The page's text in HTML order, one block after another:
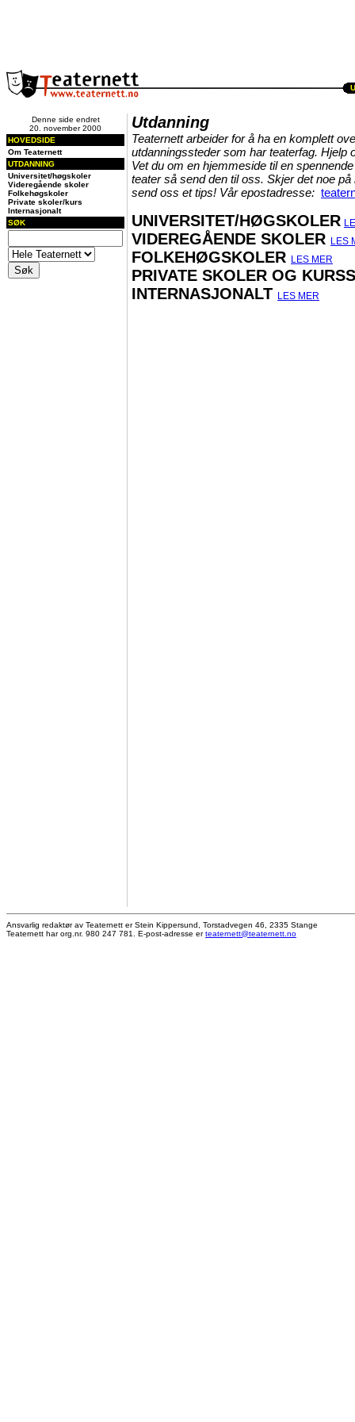
Denne side endret
20. november 2000
HOVEDSIDE
Om Teaternett
UTDANNING
Universitet/høgskoler
Videregående skoler
Folkehøgskoler
Private skoler/kurs
Internasjonalt
SØK
Utdanning
Teaternett arbeider for å ha en komplett
utdanningssteder som har teaterfag. Hjelp
Vet du om en hjemmeside til en
teater så send den til oss. Skjer det noe
send oss et tips! Vår epostadresse:
UNIVERSITET/HØGSKOLER
VIDEREGÅENDE SKOLER LES
FOLKEHØGSKOLER LES MER
PRIVATE SKOLER OG
INTERNASJONALT LES MER
Ansvarlig redaktør av Teaternett er Stein Kippersund, Torstadvegen 46, 2335 Stange
Teaternett har org.nr. 980 247 781. E-post-adresse erteaternett@teaternett.no